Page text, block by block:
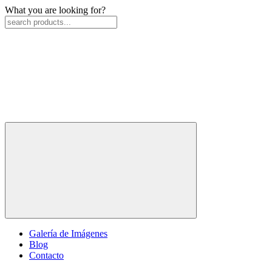
What you are looking for?
Galería de Imágenes
Blog
Contacto